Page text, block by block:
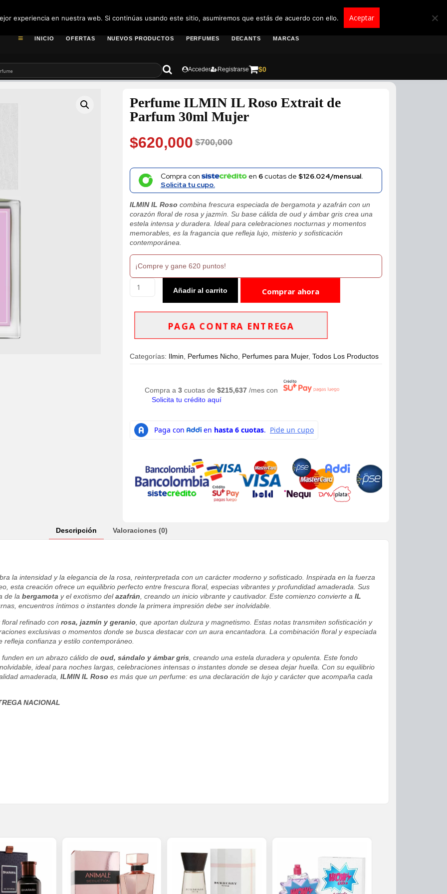
INICIO OFERTAS NUEVOS PRODUCTOS PERFUMES DECANTS MARCAS
Acceder Registrarse $0
Perfume ILMIN IL Roso Extrait de
Parfum 30ml Mujer
$700,000
Original
price
was:
$700,000.
$620,000
Current
price
is:
$620,000.
Compra con en 6cuotas de $126.024/mensual.
Solicita tu cupo.
ILMIN IL Roso combina frescura especiada de bergamota y azafrán con un
corazón floral de rosa y jazmín. Su base cálida de oud y ámbar gris crea una
estela intensa y duradera. Ideal para celebraciones nocturnas y momentos
memorables, es la fragancia que refleja lujo, misterio y sofisticación
contemporánea.
¡Compre y gane 620 puntos!
ILMIN
Roso
Parfum
Mujer
Añadir al carrito Comprar ahora
PAGA CONTRA ENTREGA
Categorías: Ilmin Perfumes Nicho Perfumes para Mujer,Todos Los Productos
Compra a3 cuotas de$215,637 /mes con
Solicita tu crédito aquí
Descripción Valoraciones (0)
la intensidad y la elegancia de la rosa, reinterpretada con un carácter moderno y sofisticado. Inspirada en la fuerza
esta creación ofrece un equilibrio perfecto entre frescura floral, especias vibrantes y profundidad amaderada. Sus
de la bergamota y el exotismo delazafrán, creando un inicio vibrante y cautivador. Este comienzo convierte a IL
encuentros íntimos o instantes donde la primera impresión debe ser inolvidable.
refinado con rosa, jazmín y geranio, que aportan dulzura y magnetismo. Estas notas transmiten sofisticación y
exclusivas o momentos donde se busca destacar con un aura encantadora. La combinación floral y especiada
confianza y estilo contemporáneo.
en un abrazo cálido de oud, sándalo y ámbar gris, creando una estela duradera y opulenta. Este fondo
ideal para noches largas, celebraciones intensas o instantes donde se desea dejar huella. Con su equilibrio
amaderada, ILMIN IL Roso es más que un perfume: es una declaración de lujo y carácter que acompaña cada
NACIONAL
experiencia en nuestra web. Si continúas usando este sitio, asumiremos que estás de acuerdo con ello. Aceptar